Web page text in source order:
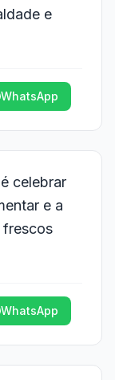
e
WhatsApp
celebrar
e a
frescos
WhatsApp